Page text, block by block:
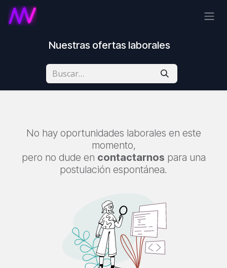
Ir al contenido
Nuestras ofertas laborales
No hay oportunidades laborales en este
momento,
pero no dude en contactarnos para una
postulación espontánea.